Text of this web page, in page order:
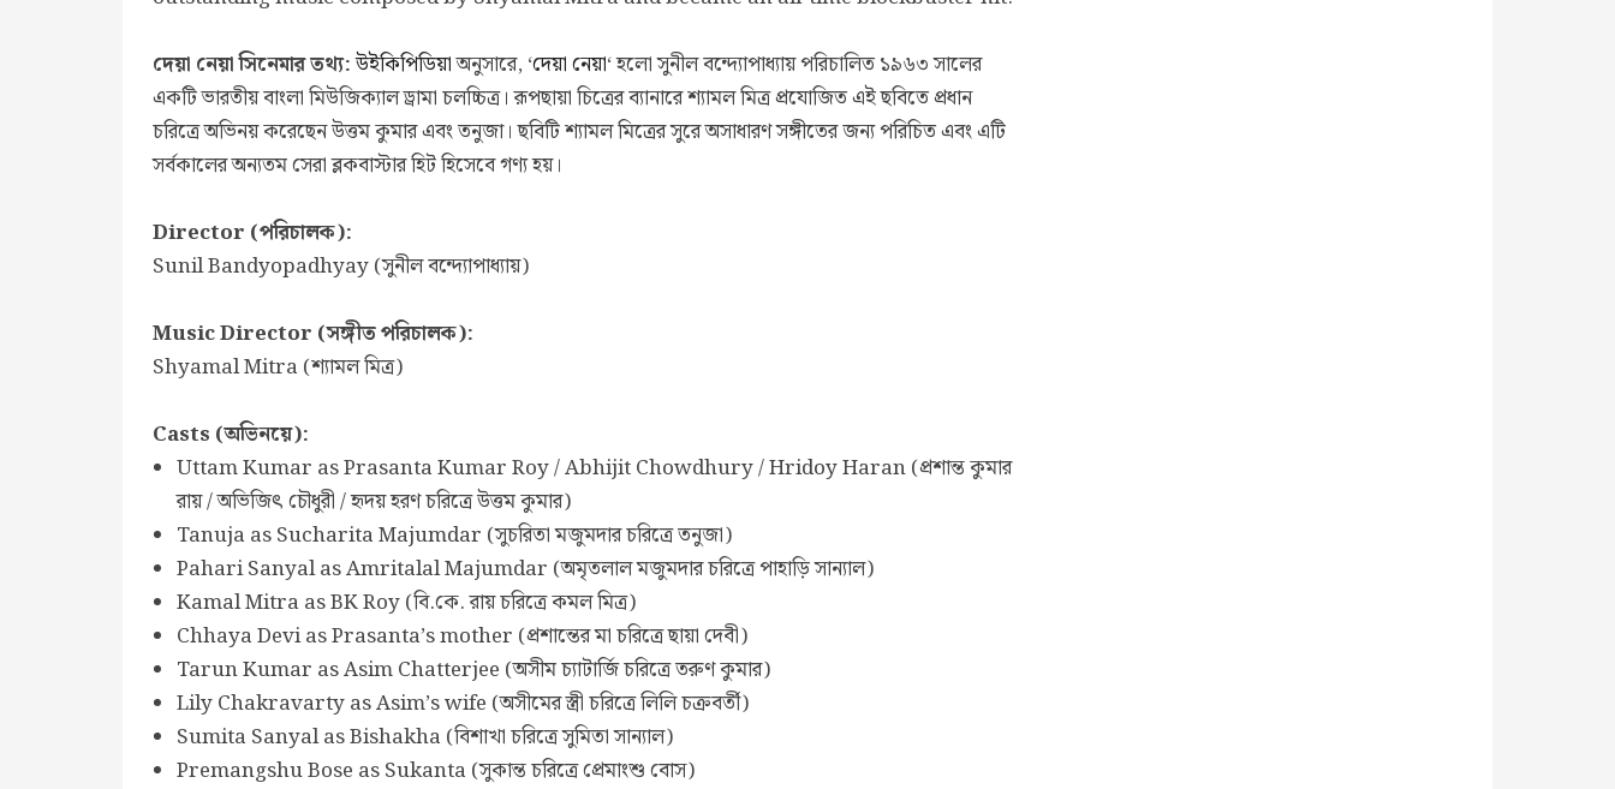
দেয়া নেয়া সিনেমার তথ্য:উইকিপিডিয়াঅনুসারে, ‘দেয়া নেয়া‘ হলো সুনীল বন্দ্যোপাধ্যায় পরিচালিত ১৯৬৩ সালের
একটি ভারতীয় বাংলা মিউজিক্যাল ড্রামা চলচ্চিত্র। রূপছায়া চিত্রের ব্যানারে শ্যামল মিত্র প্রযোজিত এই ছবিতে প্রধান
চরিত্রে অভিনয় করেছেন উত্তম কুমার এবং তনুজা। ছবিটি শ্যামল মিত্রের সুরে অসাধারণ সঙ্গীতের জন্য পরিচিত এবং এটি
সর্বকালের অন্যতম সেরা ব্লকবাস্টার হিট হিসেবে গণ্য হয়।
Director (পরিচালক):
Sunil Bandyopadhyay (সুনীল বন্দ্যোপাধ্যায়)
Music Director (সঙ্গীত পরিচালক):
Shyamal Mitra (শ্যামল মিত্র)
Casts (অভিনয়ে):
Uttam Kumar as Prasanta Kumar Roy / Abhijit Chowdhury / Hridoy Haran (প্রশান্ত কুমার
রায় / অভিজিৎ চৌধুরী / হৃদয় হরণ চরিত্রে উত্তম কুমার)
Tanuja as Sucharita Majumdar (সুচরিতা মজুমদার চরিত্রে তনুজা)
Pahari Sanyal as Amritalal Majumdar (অমৃতলাল মজুমদার চরিত্রে পাহাড়ি সান্যাল)
Kamal Mitra as BK Roy (বি.কে. রায় চরিত্রে কমল মিত্র)
Chhaya Devi as Prasanta’s mother (প্রশান্তের মা চরিত্রে ছায়া দেবী)
Tarun Kumar as Asim Chatterjee (অসীম চ্যাটার্জি চরিত্রে তরুণ কুমার)
Lily Chakravarty as Asim’s wife (অসীমের স্ত্রী চরিত্রে লিলি চক্রবর্তী)
Sumita Sanyal as Bishakha (বিশাখা চরিত্রে সুমিতা সান্যাল)
Premangshu Bose as Sukanta (সুকান্ত চরিত্রে প্রেমাংশু বোস)